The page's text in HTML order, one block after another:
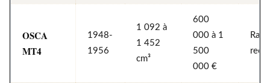
OSCA
MT4
1948-
1956
1 092 à
1 452
cm³
600
000 à 1
500
000 €